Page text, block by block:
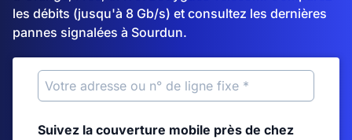
les débits (jusqu'à 8 Gb/s) et consultez les dernières
pannes signalées à Sourdun.
Suivez la couverture mobile près de chez